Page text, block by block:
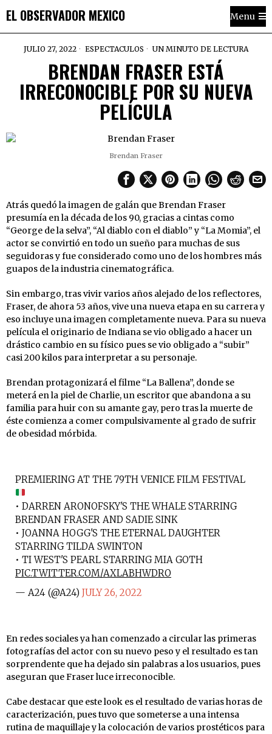
EL OBSERVADOR MEXICO Menu
JULIO 27, 2022 ESPECTACULOS UN MINUTO DE LECTURA
BRENDAN FRASER ESTÁ
IRRECONOCIBLE POR SU NUEVA
PELÍCULA
Brendan Fraser
Atrás quedó la imagen de galán que Brendan Fraser
presumía en la década de los 90, gracias a cintas como
“George de la selva”, “Al diablo con el diablo” y “La Momia”, el
actor se convirtió en todo un sueño para muchas de sus
seguidoras y fue considerado como uno de los hombres más
guapos de la industria cinematográfica.
Sin embargo, tras vivir varios años alejado de los reflectores,
Fraser, de ahora 53 años, vive una nueva etapa en su carrera y
eso incluye una imagen completamente nueva. Para su nueva
película el originario de Indiana se vio obligado a hacer un
drástico cambio en su físico pues se vio obligado a “subir”
casi 200 kilos para interpretar a su personaje.
Brendan protagonizará el filme “La Ballena”, donde se
meterá en la piel de Charlie, un escritor que abandona a su
familia para huir con su amante gay, pero tras la muerte de
éste comienza a comer compulsivamente al grado de sufrir
de obesidad mórbida.
PREMIERING AT THE 79TH VENICE FILM FESTIVAL
• DARREN ARONOFSKY'S THE WHALE STARRING
BRENDAN FRASER AND SADIE SINK
• JOANNA HOGG'S THE ETERNAL DAUGHTER
STARRING TILDA SWINTON
• TI WEST'S PEARL STARRING MIA GOTH
PIC.TWITTER.COM/AXLABHWDRO
— A24 (@A24) JULY 26, 2022
En redes sociales ya han comenzado a circular las primeras
fotografías del actor con su nuevo peso y el resultado es tan
sorprendente que ha dejado sin palabras a los usuarios, pues
aseguran que Fraser luce irreconocible.
Cabe destacar que este look es el resultado de varias horas de
caracterización, pues tuvo que someterse a una intensa
rutina de maquillaje y la colocación de varios prostéticos para